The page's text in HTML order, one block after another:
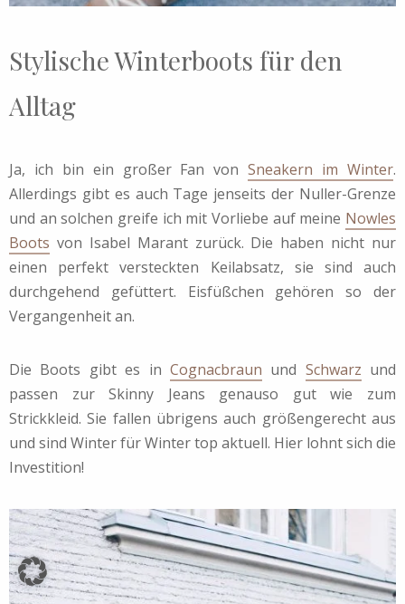
Stylische Winterboots für den
Alltag
Ja, ich bin ein großer Fan vonSneakern im Winter.
Allerdings gibt es auch Tage jenseits der Nuller-Grenze
und an solchen greife ich mit Vorliebe auf meine Nowles
Boots von Isabel Marant zurück. Die haben nicht nur
einen perfekt versteckten Keilabsatz, sie sind auch
durchgehend gefüttert. Eisfüßchen gehören so der
Vergangenheit an.
Die Boots gibt es in Cognacbraun und Schwarz und
passen zur Skinny Jeans genauso gut wie zum
Strickkleid. Sie fallen übrigens auch größengerecht aus
und sind Winter für Winter top aktuell. Hier lohnt sich die
Investition!